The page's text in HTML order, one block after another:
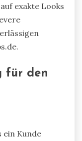
exakte Looks
für den
ein Kunde